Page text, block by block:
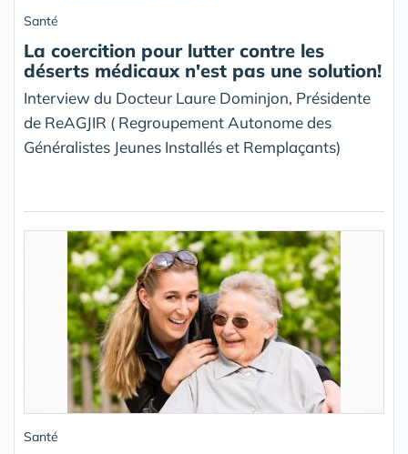
Santé
La coercition pour lutter contre les
déserts médicaux n'est pas une solution!
Interview du Docteur Laure Dominjon, Présidente
de ReAGJIR ( Regroupement Autonome des
Généralistes Jeunes Installés et Remplaçants)
Santé